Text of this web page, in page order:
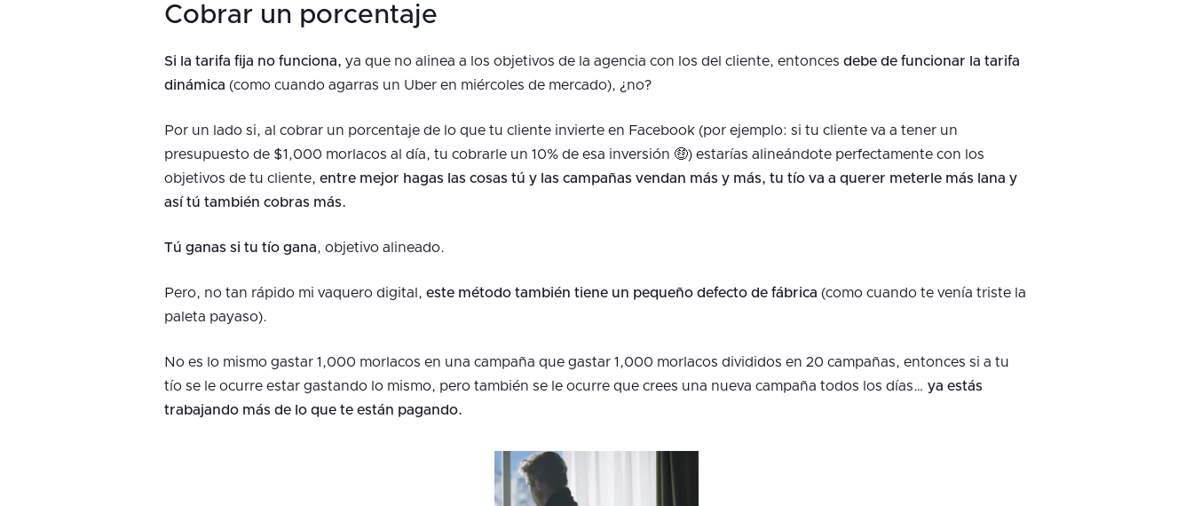
Cobrar un porcentaje
Si la tarifa fija no funciona, ya que no alinea a los objetivos de la agencia con los del cliente, entonces debe de funcionar la tarifa
dinámica (como cuando agarras un Uber en miércoles de mercado), ¿no?
Por un lado si, al cobrar un porcentaje de lo que tu cliente invierte en Facebook (por ejemplo: si tu cliente va a tener un
presupuesto de $1,000 morlacos al día, tu cobrarle un 10% de esa inversión 🤑) estarías alineándote perfectamente con los
objetivos de tu cliente, entre mejor hagas las cosas tú y las campañas vendan más y más, tu tío va a querer meterle más lana y
así tú también cobras más.
Tú ganas si tu tío gana, objetivo alineado.
Pero, no tan rápido mi vaquero digital, este método también tiene un pequeño defecto de fábrica (como cuando te venía triste la
paleta payaso).
No es lo mismo gastar 1,000 morlacos en una campaña que gastar 1,000 morlacos divididos en 20 campañas, entonces si a tu
tío se le ocurre estar gastando lo mismo, pero también se le ocurre que crees una nueva campaña todos los días… ya estás
trabajando más de lo que te están pagando.